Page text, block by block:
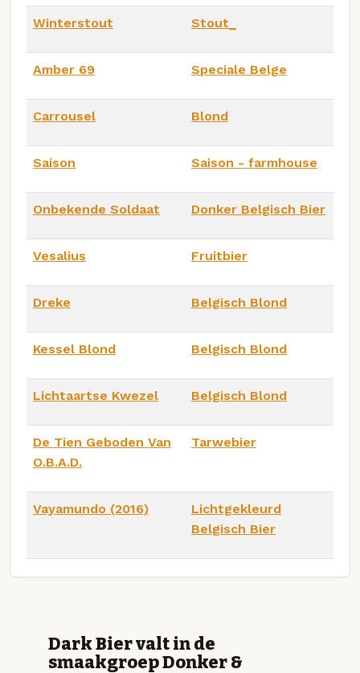
Winterstout Stout_
Amber 69 Speciale Belge
Carrousel Blond
Saison Saison - farmhouse
Onbekende Soldaat Donker Belgisch Bier
Vesalius Fruitbier
Dreke Belgisch Blond
Kessel Blond Belgisch Blond
Lichtaartse Kwezel Belgisch Blond
De Tien Geboden Van
O.B.A.D.
Tarwebier
Vayamundo (2016)
Lichtgekleurd
Belgisch Bier
Dark Bier valt in de
smaakgroep Donker &